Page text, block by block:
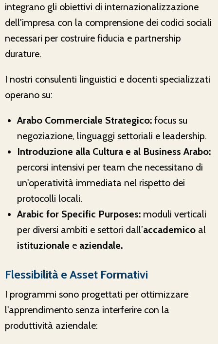
integrano gli obiettivi di internazionalizzazione
dell'impresa con la comprensione dei codici sociali
necessari per costruire fiducia e partnership
durature.
I nostri consulenti linguistici e docenti specializzati
operano su:
Arabo Commerciale Strategico: focus su
negoziazione, linguaggi settoriali e leadership.
Introduzione alla Cultura e al Business Arabo:
percorsi intensivi per team che necessitano di
un'operatività immediata nel rispetto dei
protocolli locali.
Arabic for Specific Purposes: moduli verticali
per diversi ambiti e settori dall’accademico al
istituzionale e aziendale.
Flessibilità e Asset Formativi
I programmi sono progettati per ottimizzare
l'apprendimento senza interferire con la
produttività aziendale: